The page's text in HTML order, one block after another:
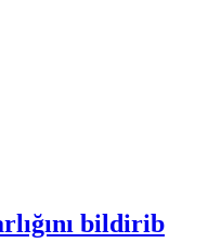
bildirib